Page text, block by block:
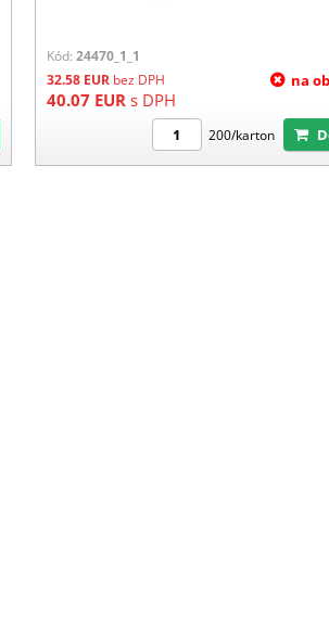
Kód:24470_1_1
32.58 EUR bez DPH
40.07 EUR s DPH
na
200/karton